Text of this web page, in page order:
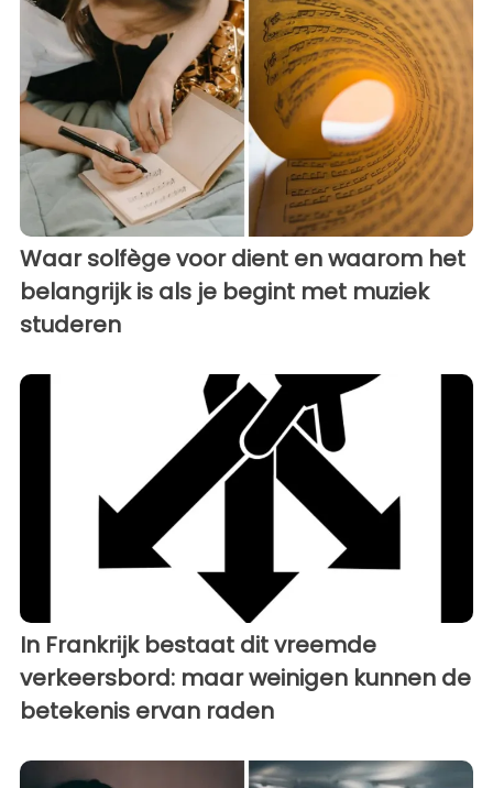
Waar solfège voor dient en waarom het
belangrijk is als je begint met muziek
studeren
In Frankrijk bestaat dit vreemde
verkeersbord: maar weinigen kunnen de
betekenis ervan raden